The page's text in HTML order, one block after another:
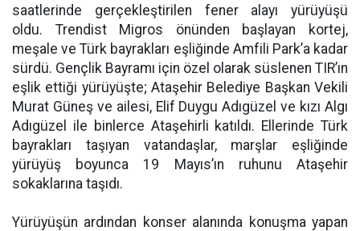
saatlerinde gerçekleştirilen fener alayı yürüyüşü
oldu. Trendist Migros önünden başlayan kortej,
meşale ve Türk bayrakları eşliğinde Amfili Park’a kadar
sürdü. Gençlik Bayramı için özel olarak süslenen TIR’ın
eşlik ettiği yürüyüşte; Ataşehir Belediye Başkan Vekili
Murat Güneş ve ailesi, Elif Duygu Adıgüzel ve kızı Algı
Adıgüzel ile binlerce Ataşehirli katıldı. Ellerinde Türk
bayrakları taşıyan vatandaşlar, marşlar eşliğinde
yürüyüş boyunca 19 Mayıs’ın ruhunu Ataşehir
sokaklarına taşıdı.
Yürüyüşün ardından konser alanında konuşma yapan